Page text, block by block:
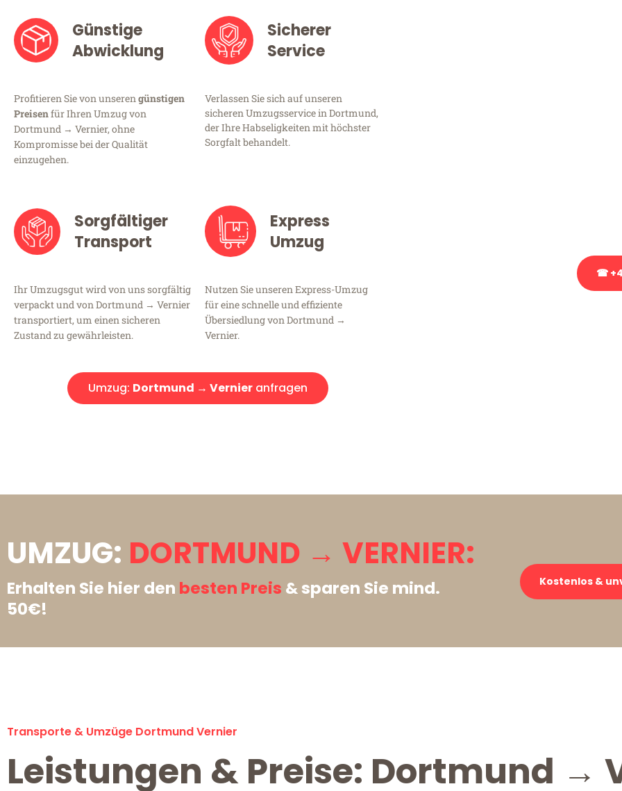
Günstige
Abwicklung
Profitieren Sie von unserengünstigen
Preisenfür Ihren Umzug von
Dortmund → Vernier, ohne
Kompromisse bei der Qualität
einzugehen.
Sicherer
Service
Verlassen Sie sich auf unseren
sicheren Umzugsservice in Dortmund,
der Ihre Habseligkeiten mit höchster
Sorgfalt behandelt.
Sorgfältiger
Transport
Ihr Umzugsgut wird von uns sorgfältig
verpackt und von Dortmund → Vernier
transportiert, um einen sicheren
Zustand zu gewährleisten.
Express
Umzug
Nutzen Sie unseren Express-Umzug
für eine schnelle und effiziente
Übersiedlung von Dortmund →
Vernier.
Umzug: Dortmund → Vernier anfragen
☎
UMZUG: DORTMUND → VERNIER:
Erhalten Sie hier den besten Preis & sparen Sie mind.
50€!
Kostenlos &
Transporte & Umzüge Dortmund Vernier
Leistungen & Preise: Dortmund →